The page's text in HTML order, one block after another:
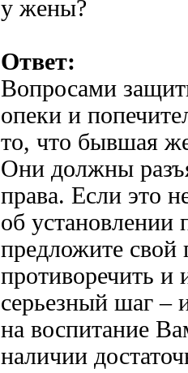
у жены?
Ответ:
Вопросами
опеки и
то, что бывшая
Они должны
права. Если это
об установлении
предложите свой
противоречить и
серьезный шаг –
на воспитание
наличии